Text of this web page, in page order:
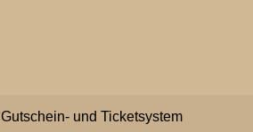
Gutschein- und Ticketsystem